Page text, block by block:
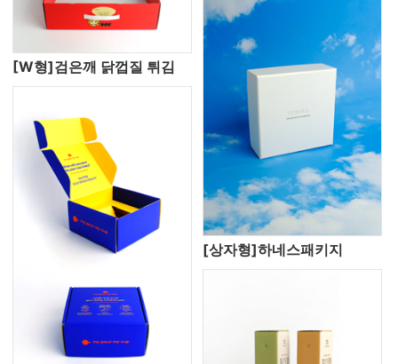
[W형]검은깨 닭껍질 튀김
[상자형]하네스패키지